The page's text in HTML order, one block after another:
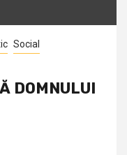
Social
DOMNULUI